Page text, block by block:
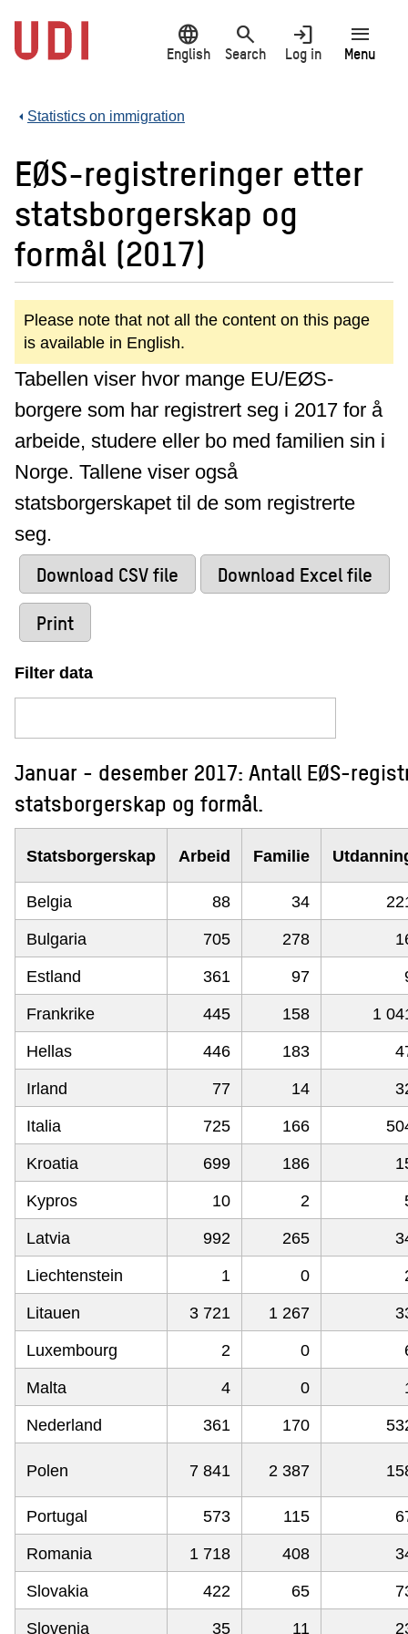
main
content
language
English
search
Search
login
Log in
menu
Menu
Statistics on immigration
EØS-registreringer etter
statsborgerskap og
formål (2017)
Please note that not all the content on this page
is available in English.
Tabellen viser hvor mange EU/EØS-
borgere som har registrert seg i 2017 for å
arbeide, studere eller bo med familien sin i
Norge. Tallene viser også
statsborgerskapet til de som registrerte
seg.
Download CSV file
Download Excel file
Print
Filter data
Januar - desember 2017: Antall EØS-
statsborgerskap og formål.
Statsborgerskap Arbeid Familie
Belgia 88 34
Bulgaria 705 278
Estland 361 97
Frankrike 445 158 1
Hellas 446 183
Irland 77 14
Italia 725 166
Kroatia 699 186
Kypros 10 2
Latvia 992 265
Liechtenstein 1 0
Litauen 3 721 1 267
Luxembourg 2 0
Malta 4 0
Nederland 361 170
Polen 7 841 2 387
Portugal 573 115
Romania 1 718 408
Slovakia 422 65
Slovenia 35 11